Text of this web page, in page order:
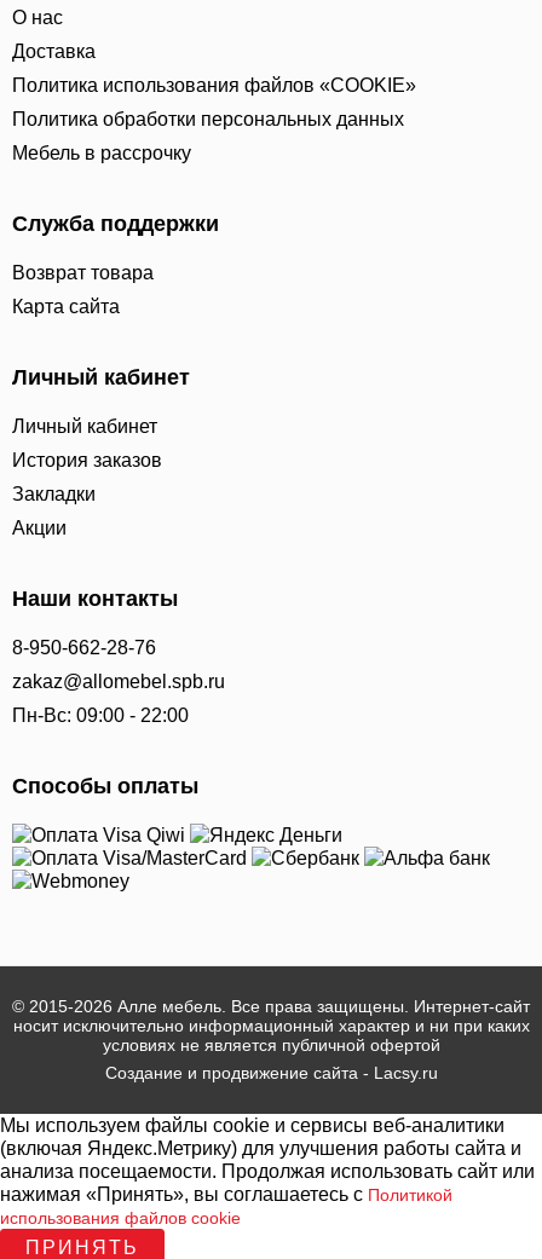
О нас
Доставка
Политика использования файлов «COOKIE»
Политика обработки персональных данных
Мебель в рассрочку
Служба поддержки
Возврат товара
Карта сайта
Личный кабинет
Личный кабинет
История заказов
Закладки
Акции
Наши контакты
8-950-662-28-76
zakaz@allomebel.spb.ru
Пн-Вс: 09:00 - 22:00
Способы оплаты
© 2015-2026 Алле мебель. Все права защищены. Интернет-сайт
носит исключительно информационный характер и ни при каких
условиях не является публичной офертой
Создание и продвижение сайта - Lacsy.ru
Мы используем файлы cookie и сервисы веб-аналитики
(включая Яндекс.Метрику) для улучшения работы сайта и
анализа посещаемости. Продолжая использовать сайт или
нажимая «Принять», вы соглашаетесь с Политикой
использования файлов cookie
ПРИНЯТЬ